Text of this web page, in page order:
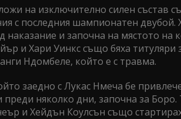
на изключително силен състав
с последния шампионатен
наказание и започна на мястото на
и Хари Уинкс също бяха титуляри
Ндомбеле, който е с травма.
заедно с Лукас Нмеча бе
няколко дни, започна за Боро.
и Хейдън Коулсън също